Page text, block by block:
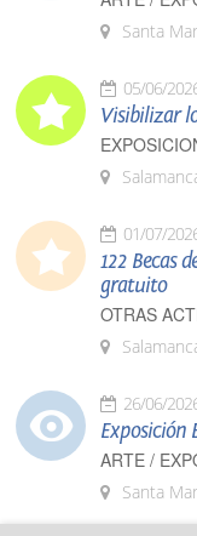
Santa
05/06/
Visibilizar
01/07/
122 Becas
gratuito
OTRAS
26/06/
Exposición
ARTE /
Santa